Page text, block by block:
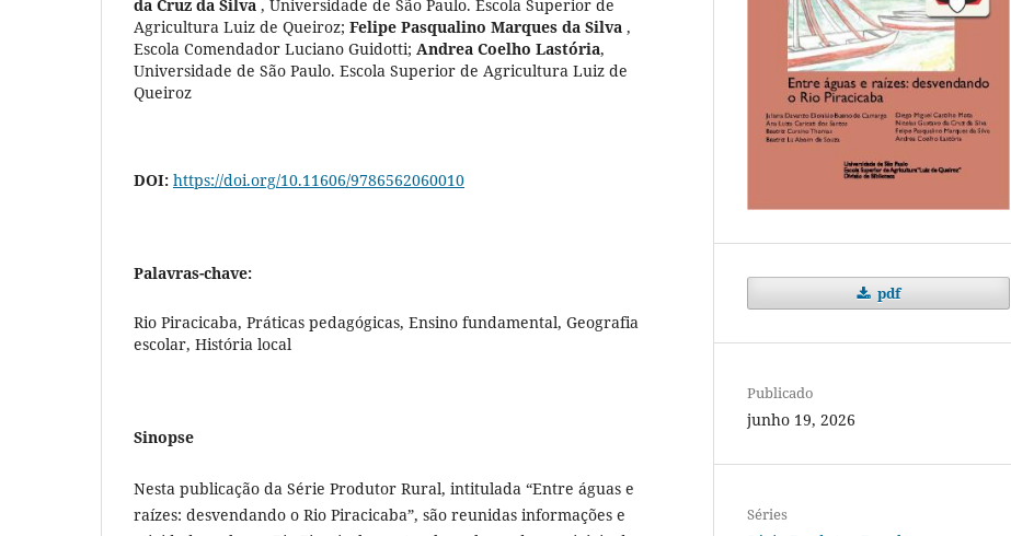
da Cruz da Silva , Universidade de São Paulo. Escola Superior de
Agricultura Luiz de Queiroz; Felipe Pasqualino Marques da Silva ,
Escola Comendador Luciano Guidotti; Andrea Coelho Lastória,
Universidade de São Paulo. Escola Superior de Agricultura Luiz de
Queiroz
DOI: https://doi.org/10.11606/9786562060010
Palavras-chave:
Rio Piracicaba, Práticas pedagógicas, Ensino fundamental, Geografia
escolar, História local
Sinopse
Nesta publicação da Série Produtor Rural, intitulada “Entre águas e
raízes: desvendando o Rio Piracicaba”, são reunidas informações e
pdf
Publicado
junho 19, 2026
Séries